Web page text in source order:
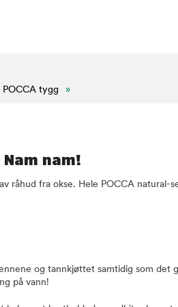
tygg »
Nam nam!
råhud fra okse. Hele POCCA natural-
og tannkjøttet samtidig som det
på vann!